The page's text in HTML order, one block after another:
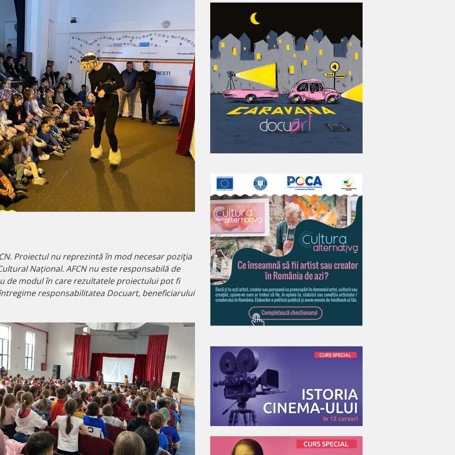
Proiectul nu reprezintă în mod necesar poziţia
Național. AFCN nu este responsabilă de
de modul în care rezultatele proiectului pot fi
responsabilitatea Docuart, beneficiarului